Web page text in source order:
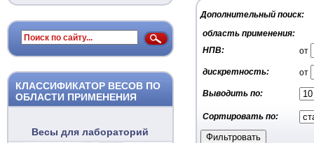
КЛАССИФИКАТОР ВЕСОВ ПО
ОБЛАСТИ ПРИМЕНЕНИЯ
Весы для лабораторий
Дополнительный поиск:
область применения:
НПВ:
от
дискретность: от
Выводить по:
Сортировать по: